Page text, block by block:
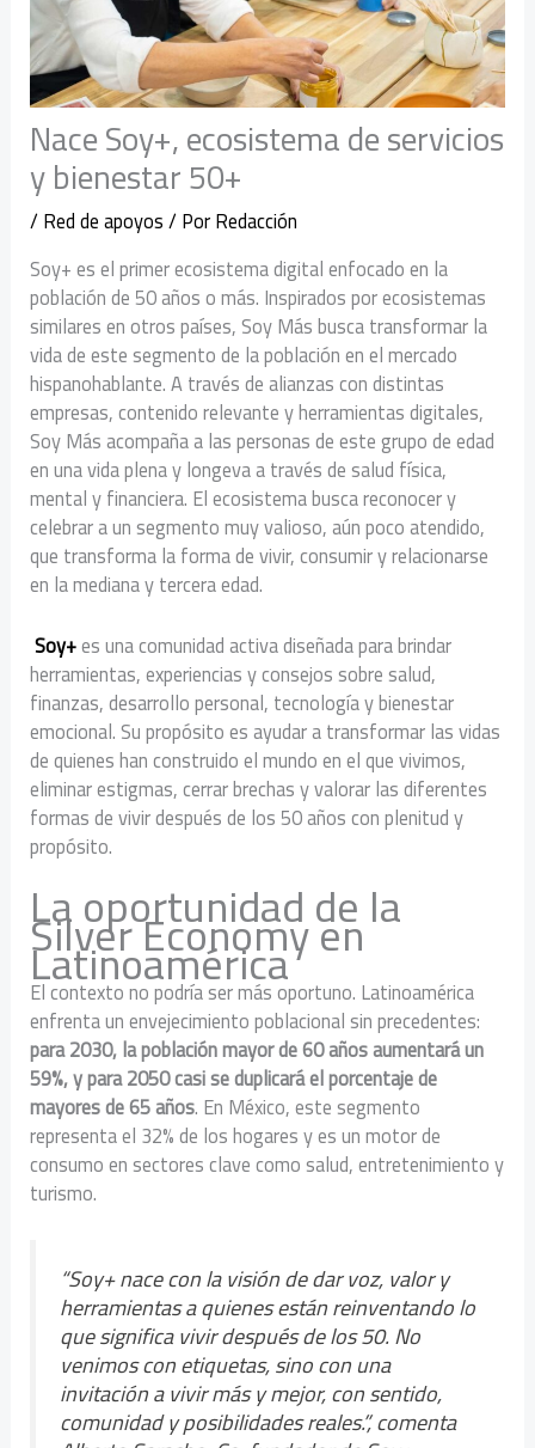
Nace Soy+, ecosistema de servicios
y bienestar 50+
/Red de apoyos/ PorRedacción
Soy+ es el primer ecosistema digital enfocado en la
población de 50 años o más. Inspirados por ecosistemas
similares en otros países, Soy Más busca transformar la
vida de este segmento de la población en el mercado
hispanohablante. A través de alianzas con distintas
empresas, contenido relevante y herramientas digitales,
Soy Más acompaña a las personas de este grupo de edad
en una vida plena y longeva a través de salud física,
mental y financiera. El ecosistema busca reconocer y
celebrar a un segmento muy valioso, aún poco atendido,
que transforma la forma de vivir, consumir y relacionarse
en la mediana y tercera edad.
Soy+es una comunidad activa diseñada para brindar
herramientas, experiencias y consejos sobre salud,
finanzas, desarrollo personal, tecnología y bienestar
emocional. Su propósito es ayudar a transformar las vidas
de quienes han construido el mundo en el que vivimos,
eliminar estigmas, cerrar brechas y valorar las diferentes
formas de vivir después de los 50 años con plenitud y
propósito.
La oportunidad de la
Silver Economy en
Latinoamérica
El contexto no podría ser más oportuno. Latinoamérica
enfrenta un envejecimiento poblacional sin precedentes:
para 2030, la población mayor de 60 años aumentará un
59%, y para 2050 casi se duplicará el porcentaje de
mayores de 65 años. En México, este segmento
representa el 32% de los hogares y es un motor de
consumo en sectores clave como salud, entretenimiento y
turismo.
“Soy+ nace con la visión de dar voz, valor y
herramientas a quienes están reinventando lo
que significa vivir después de los 50. No
venimos con etiquetas, sino con una
invitación a vivir más y mejor, con sentido,
comunidad y posibilidades reales.”, comenta